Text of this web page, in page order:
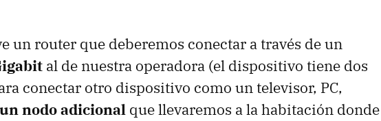
un router que deberemos conectar a través de un
al de nuestra operadora (el dispositivo tiene dos
conectar otro dispositivo como un televisor, PC,
un nodo adicional que llevaremos a la habitación donde